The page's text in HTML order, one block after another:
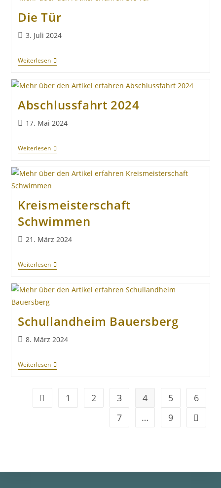
Die Tür
3. Juli 2024
Weiterlesen
Abschlussfahrt 2024
17. Mai 2024
Weiterlesen
Kreismeisterschaft
Schwimmen
21. März 2024
Weiterlesen
Schullandheim Bauersberg
8. März 2024
Weiterlesen
1 2 3 4 5
6
7
… 9